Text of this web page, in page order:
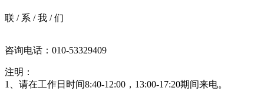
联 / 系 /我 /们
咨询电话：010-53329409
注明：
1、请在工作日时间8:40-12:00，13:00-17:20期间来电。